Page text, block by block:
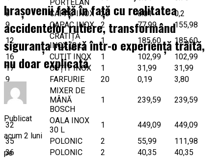
PORȚELAN
8
CAPAC INOX 20 0.01
0,2
9
CAPAC INOX 2 77,99
155,98
12
CRATIȚĂ
INOX (8 L)
1 185,60
185,60
16
CUȚIT INOX 1 102,99
102,99
17
CUȚIT INOX 1 31,99
31,99
9
FARFURIE 20 0,19 3,80
31
MIXER DE
MÂNĂ
BOSCH
1 239,59 239,59
32
OALA INOX
30 L
1 449,09
449,09
35
POLONIC 2 55,99
111,98
36
POLONIC 2 40,35
40,35
brașovenii față în față cu realitatea
accidentelor rutiere, transformând
siguranța rutieră într-o experiență trăită,
nu doar explicată
Publicat
acum 2 luni
pe